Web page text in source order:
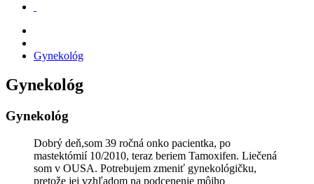
Gynekológ
Gynekológ
Gynekológ
Dobrý deň,som 39 ročná onko pacientka, po
mastektómií 10/2010, teraz beriem Tamoxifen. Liečená
som v OUSA. Potrebujem zmeniť gynekológičku,
pretože jej vzhľadom na podcenenie môjho